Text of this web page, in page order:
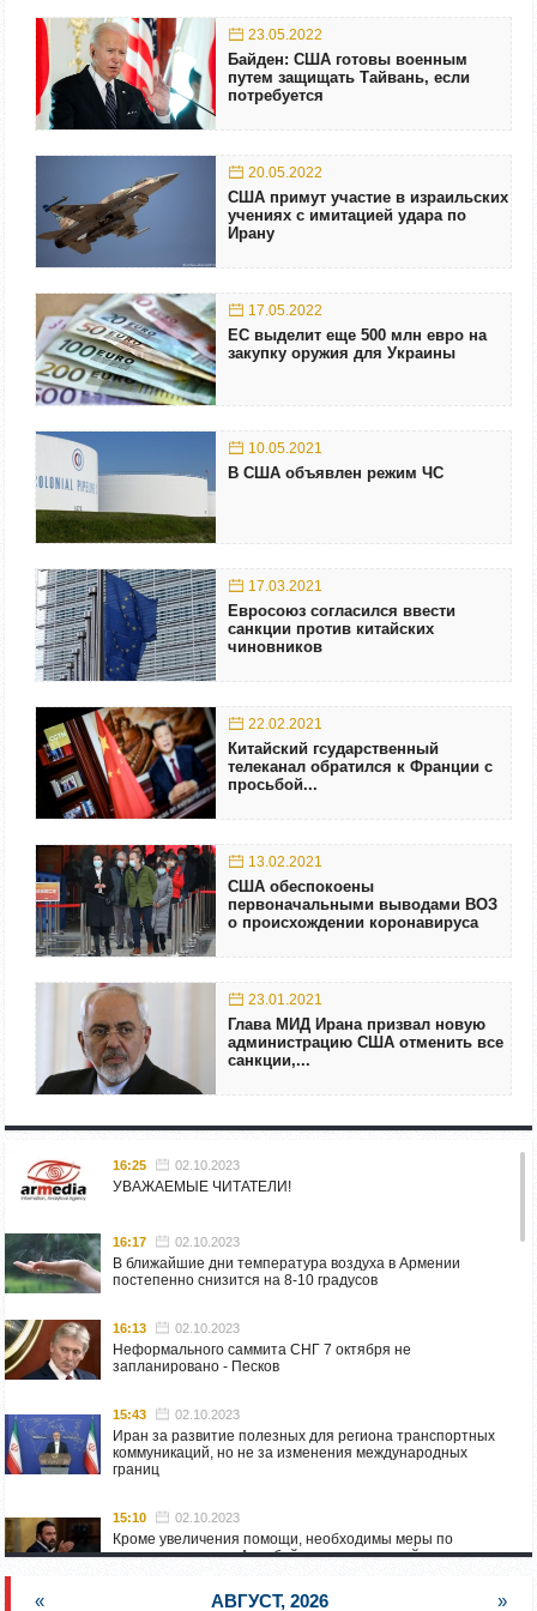
23.05.2022
Байден: США готовы военным
путем защищать Тайвань, если
потребуется
20.05.2022
США примут участие в израильских
учениях с имитацией удара по
Ирану
17.05.2022
ЕС выделит еще 500 млн евро на
закупку оружия для Украины
10.05.2021
В США объявлен режим ЧС
17.03.2021
Евросоюз согласился ввести
санкции против китайских
чиновников
22.02.2021
Китайский гсударственный
телеканал обратился к Франции с
просьбой...
13.02.2021
США обеспокоены
первоначальными выводами ВОЗ
о происхождении коронавируса
23.01.2021
Глава МИД Ирана призвал новую
администрацию США отменить все
санкции,...
16:25 02.10.2023
УВАЖАЕМЫЕ ЧИТАТЕЛИ!
16:17 02.10.2023
В ближайшие дни температура воздуха в Армении
постепенно снизится на 8-10 градусов
16:13 02.10.2023
Неформального саммита СНГ 7 октября не
запланировано - Песков
15:43 02.10.2023
Иран за развитие полезных для региона транспортных
коммуникаций, но не за изменения международных
границ
15:10 02.10.2023
Кроме увеличения помощи, необходимы меры по
пресечению угроз Азербайджана: испанский депутат
« АВГУСТ, 2026 »